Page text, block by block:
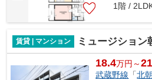
1階 /
賃貸 | マンション ミュージション
18.4万円～
武蔵野線 「北